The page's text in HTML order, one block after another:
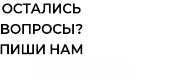
ОСТАЛИСЬ
ВОПРОСЫ?
ПИШИ НАМ